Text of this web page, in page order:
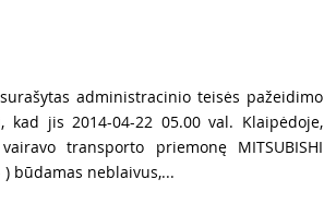
administracinio teisės pažeidimo
kad jis 2014-04-22 05.00 val. Klaipėdoje,
transporto priemonę MITSUBISHI
) būdamas neblaivus,...